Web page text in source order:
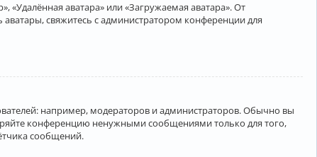
«Удалённая аватара» или «Загружаемая аватара». От
свяжитесь с администратором конференции для
например, модераторов и администраторов. Обычно вы
конференцию ненужными сообщениями только для того,
сообщений.